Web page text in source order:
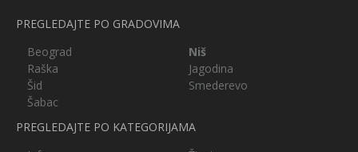
PREGLEDAJTE PO GRADOVIMA
Beograd
Niš
Raška
Jagodina
Šid
Smederevo
Šabac
PREGLEDAJTE PO KATEGORIJAMA